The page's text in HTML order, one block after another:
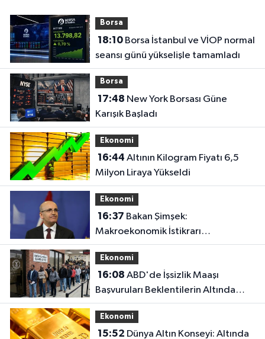
Borsa
18:10Borsa İstanbul ve VİOP normal
seansı günü yükselişle tamamladı
Borsa
17:48
Karışık Başladı
Ekonomi
16:44
Milyon Liraya Yükseldi
Ekonomi
16:37
Makroekonomik İstikrarı
Güçlendiren Politikaları
Sürdüreceğiz
Ekonomi
16:08
Başvuruları Beklentilerin Altında
Kaldı
Ekonomi
15:52